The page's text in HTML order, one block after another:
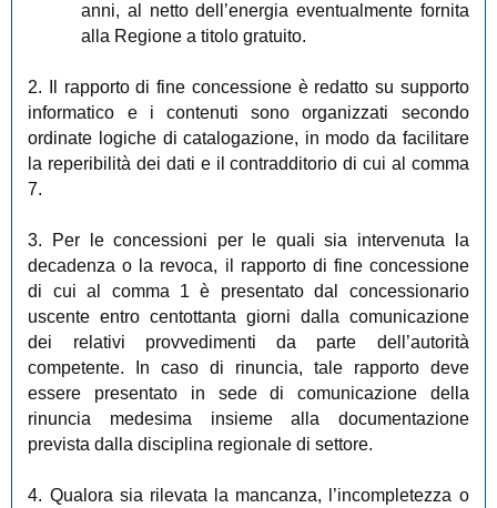
anni, al netto dell’energia eventualmente fornita
alla Regione a titolo gratuito.
2. Il rapporto di fine concessione è redatto su supporto
informatico e i contenuti sono organizzati secondo
ordinate logiche di catalogazione, in modo da facilitare
la reperibilità dei dati e il contradditorio di cui al comma
7.
3. Per le concessioni per le quali sia intervenuta la
decadenza o la revoca, il rapporto di fine concessione
di cui al comma 1 è presentato dal concessionario
uscente entro centottanta giorni dalla comunicazione
dei relativi provvedimenti da parte dell’autorità
competente. In caso di rinuncia, tale rapporto deve
essere presentato in sede di comunicazione della
rinuncia medesima insieme alla documentazione
prevista dalla disciplina regionale di settore.
4. Qualora sia rilevata la mancanza, l’incompletezza o